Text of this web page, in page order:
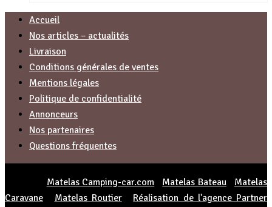
page
Accueil
Nos articles – actualités
Livraison
Conditions générales de ventes
Mentions légales
Politique de confidentialité
Annonceurs
Nos partenaires
Questions fréquentes
Matelas Camping-car.com Matelas Bateau| Matelas
Caravane
Matelas Routier| Réalisation de l'agence Partner